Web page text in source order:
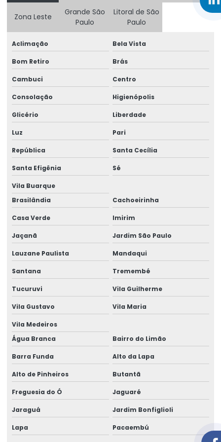
Aluguel de gerador diária em salvador
Aluguel de gerador de energia para festas preço
Aluguel de gerador de energia de pequeno porte
Aluguel de gerador de energia preço
Aluguel de gerador de energia valor
Aluguel de gerador para festa
Aluguel de gerador para festa em salvador
Aluguel de gerador para festas preço
Aluguel gerador grande
Aluguel de gerador industrial em salvador
Aluguel de gerador para obra
Aluguel de gerador para obra em salvador
Aluguel de gerador pequeno
Aluguel de gerador pequeno preço
Aluguel de gerador pequeno valor
Aluguel de gerador preço
Aluguel de gerador preço por dia
Zona Leste
Grande São
Paulo
Litoral de São
Paulo
Aclimação Bela Vista
Bom Retiro Brás
Cambuci Centro
Consolação Higienópolis
Glicério Liberdade
Luz Pari
República Santa Cecília
Santa Efigênia Sé
Vila Buarque
Brasilândia
Cachoeirinha
Casa Verde Imirim
Jaçanã Jardim São Paulo
Lauzane Paulista Mandaqui
Santana Tremembé
Tucuruvi Vila Guilherme
Vila Gustavo Vila Maria
Vila Medeiros
Água Branca
Bairro do Limão
Barra Funda Alto da Lapa
Alto de Pinheiros Butantã
Freguesia do Ó Jaguaré
Jaraguá Jardim Bonfiglioli
Lapa Pacaembú